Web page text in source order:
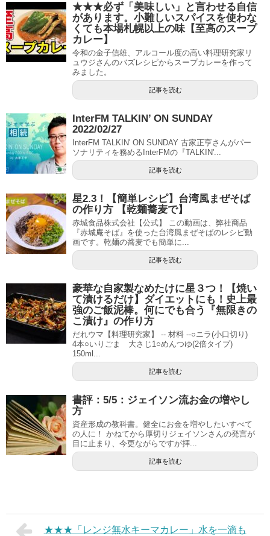
★★★必ず「美味しい」と言わせる自信
があります。小難しいスパイスを使わな
くても本場札幌以上の味【至高のスープ
カレー】
令和の金子信雄、アルコール度の高い料理研究家リ
ュウジさんのバズレシピからスープカレーを作って
みました。
記事を読む
InterFM TALKIN’ ON SUNDAY
2022/02/27
InterFM TALKIN' ON SUNDAY 古家正亨さんがパー
ソナリティを務めるInterFMの『TALKIN'...
記事を読む
星2.3！【簡単レシピ】台湾風まぜそば
の作り方 【乾麺蕎麦で】
赤城食品株式会社【公式】 この動画は、弊社商品
『赤城庵そば』を使った台湾風まぜそばのレシピ動
画です。乾麺の蕎麦でも簡単に...
記事を読む
豪華な自家製なめたけに星３つ！【焼い
て漬けるだけ】ダイエットにも！史上最
強のご飯泥棒。何にでも合う『無限きの
こ漬け』の作り方
だれウマ【料理研究家】 -- 材料 --○ニラ(小口切り)
4本○いりごま 大さじ1○めんつゆ(2倍タイプ)
150ml...
記事を読む
書評：5/5：ジェイソン流お金の増やし
方
資産形成の教科書。健全にお金を増やしたいすべて
の人に！ かねてから厚切りジェイソンさんの発言が
目に止まり、今更ながらですが拝...
記事を読む
★★★「レンジ無水キーマカレー」水を一滴も